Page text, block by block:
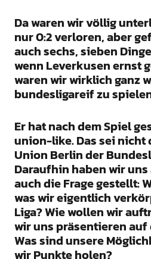
Da waren wir völlig
nur 0:2 verloren, aber
auch sechs, sieben
wenn Leverkusen ernst
waren wir wirklich ganz
bundesligareif zu
Er hat nach dem Spiel
union-like. Das sei nicht
Union Berlin der
Daraufhin haben wir
auch die Frage gestellt:
was wir eigentlich
Liga? Wie wollen wir
wir uns präsentieren auf
Was sind unsere
wir Punkte holen?